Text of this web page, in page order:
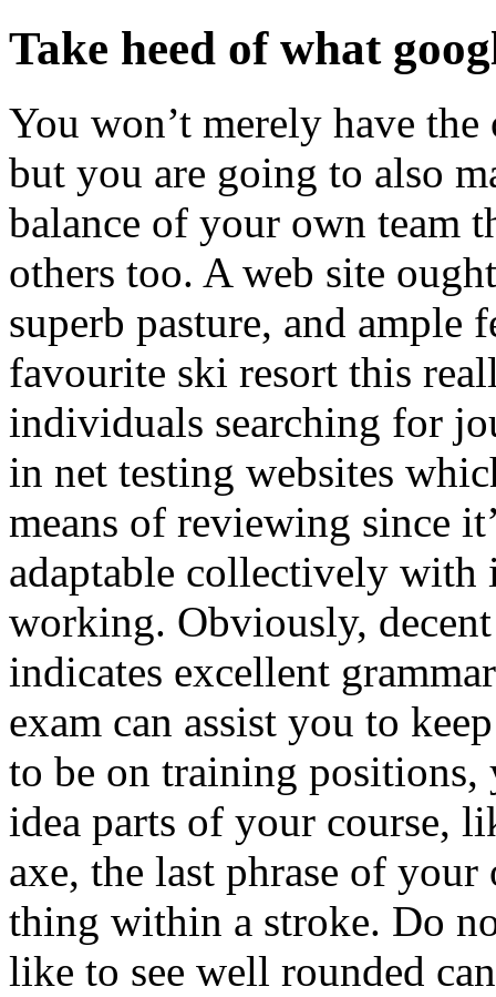
Take heed of what
You won’t merely have
but you are going to also
balance of your own team
others too. A web site
superb pasture, and ample
favourite ski resort this
individuals searching for
in net testing websites
means of reviewing since
adaptable collectively with
working. Obviously,
indicates excellent
exam can assist you to
to be on training
idea parts of your course,
axe, the last phrase of
thing within a stroke. Do
like to see well rounded